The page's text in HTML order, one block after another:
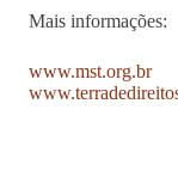
Mais informações:
www.mst.org.br